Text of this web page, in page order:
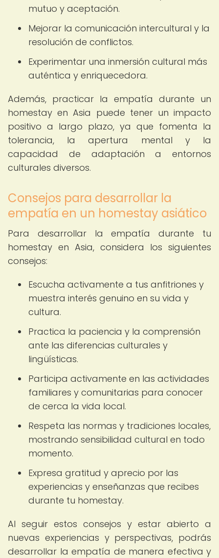
mutuo y aceptación.
Mejorar la comunicación intercultural y la
resolución de conflictos.
Experimentar una inmersión cultural más
auténtica y enriquecedora.
Además, practicar la empatía durante un
homestay en Asia puede tener un impacto
positivo a largo plazo, ya que fomenta la
tolerancia, la apertura mental y la
capacidad de adaptación a entornos
culturales diversos.
Consejos para desarrollar la
empatía en un homestay asiático
Para desarrollar la empatía durante tu
homestay en Asia, considera los siguientes
consejos:
Escucha activamente a tus anfitriones y
muestra interés genuino en su vida y
cultura.
Practica la paciencia y la comprensión
ante las diferencias culturales y
lingüísticas.
Participa activamente en las actividades
familiares y comunitarias para conocer
de cerca la vida local.
Respeta las normas y tradiciones locales,
mostrando sensibilidad cultural en todo
momento.
Expresa gratitud y aprecio por las
experiencias y enseñanzas que recibes
durante tu homestay.
Al seguir estos consejos y estar abierto a
nuevas experiencias y perspectivas, podrás
desarrollar la empatía de manera efectiva y